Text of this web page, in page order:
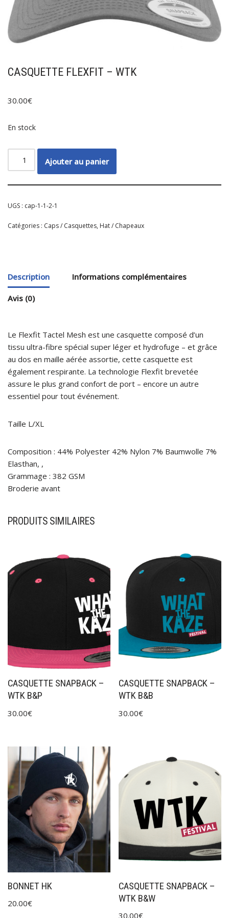
CASQUETTE FLEXFIT – WTK
30.00€
En stock
Ajouter au panier
UGS : cap-1-1-2-1
Catégories : Caps / Casquettes, Hat / Chapeaux
Description Informations complémentaires
Avis (0)
Le Flexfit Tactel Mesh est une casquette composé d’un
tissu ultra-fibre spécial super léger et hydrofuge – et grâce
au dos en maille aérée assortie, cette casquette est
également respirante. La technologie Flexfit brevetée
assure le plus grand confort de port – encore un autre
essentiel pour tout événement.
Taille L/XL
Composition : 44% Polyester 42% Nylon 7% Baumwolle 7%
Elasthan, ,
Grammage : 382 GSM
Broderie avant
PRODUITS SIMILAIRES
CASQUETTE SNAPBACK –
WTK B&P
30.00€
CASQUETTE SNAPBACK –
WTK B&B
30.00€
BONNET HK
20.00€
CASQUETTE SNAPBACK –
WTK B&W
30.00€